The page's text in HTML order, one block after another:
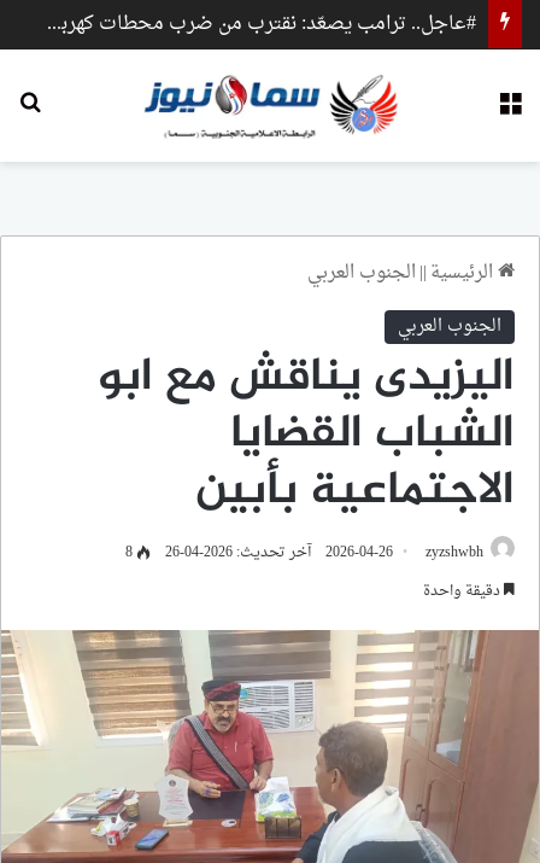
#عاجل.. ترامب يصعّد: نقترب من ضرب محطات كهرباء وجسور داخل إيران
الرئيسية||الجنوب العربي
الجنوب العربي
اليزيدى يناقش مع ابو
الشباب القضايا
الاجتماعية بأبين
zyzshwbh
2026-04-26 آخر تحديث: 2026-04-26
8
دقيقة واحدة